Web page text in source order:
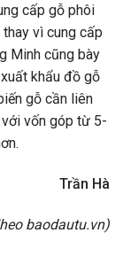
cấp gỗ phôi
vì cung cấp
Minh cũng bày
khẩu đồ gỗ
gỗ cần liên
vốn góp từ 5-
Trần Hà
baodautu.vn)